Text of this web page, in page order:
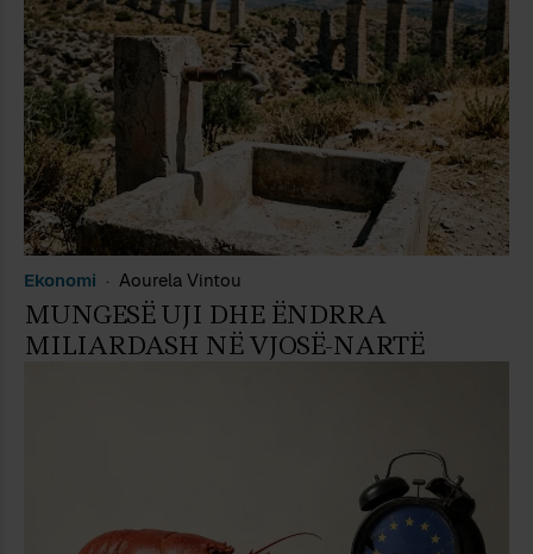
Ekonomi Aourela Vintou
MUNGESË UJI DHE ËNDRRA
MILIARDASH NË VJOSË-NARTË